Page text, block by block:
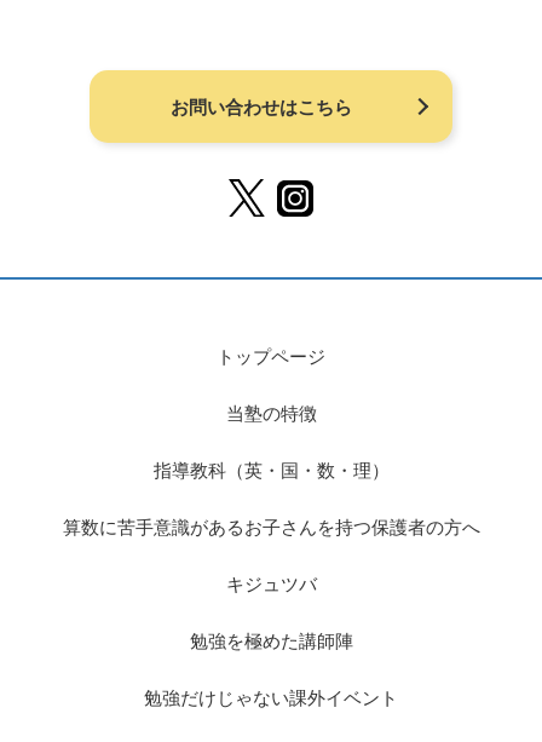
お問い合わせはこちら
トップページ
当塾の特徴
指導教科（英・国・数・理）
算数に苦手意識があるお子さんを持つ保護者の方へ
キジュツバ
勉強を極めた講師陣
勉強だけじゃない課外イベント